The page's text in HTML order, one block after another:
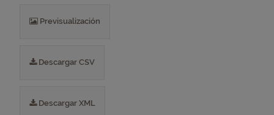
Previsualización
Descargar CSV
Descargar XML